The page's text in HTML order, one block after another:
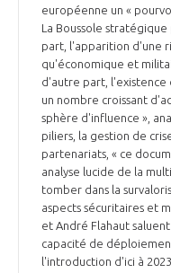
européenne un «
La Boussole
part, l'apparition d'une
qu'économique et
d'autre part, l'existence
un nombre croissant
sphère d'influence »,
piliers, la gestion de
partenariats, « ce
analyse lucide de la
tomber dans la
aspects sécuritaires et
et André Flahaut
capacité de
l'introduction d'ici à